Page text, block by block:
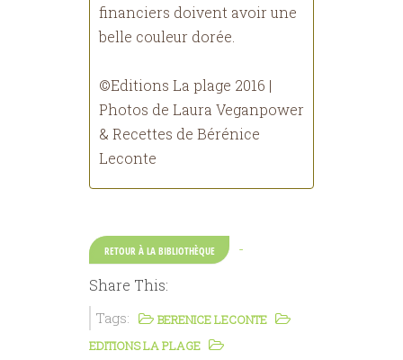
financiers doivent avoir une
belle couleur dorée.
©Editions La plage 2016 |
Photos de Laura Veganpower
& Recettes de Bérénice
Leconte
RETOUR À LA BIBLIOTHÈQUE
-
Share This:
Tags:
BERENICE LECONTE
EDITIONS LA PLAGE